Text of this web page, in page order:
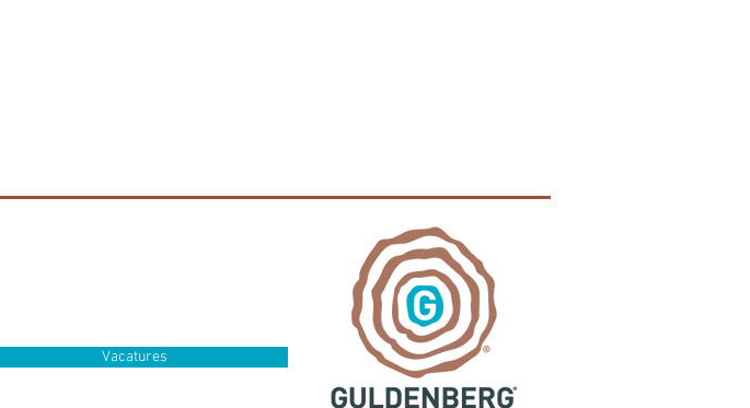
Vacatures